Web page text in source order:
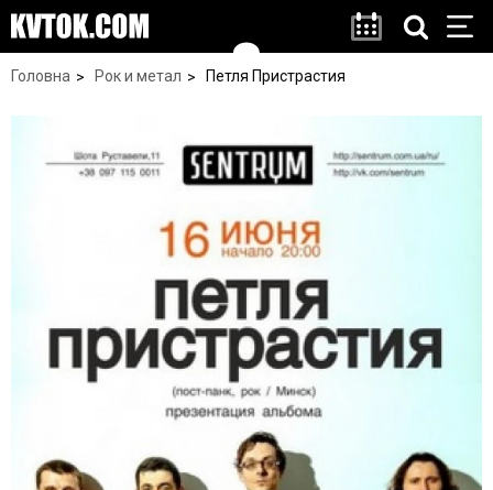
Головна Рок и метал Петля Пристрастия